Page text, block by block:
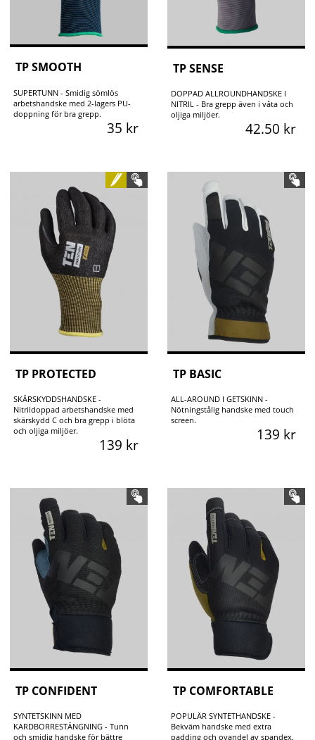
TP SMOOTH
SUPERTUNN - Smidig sömlös
arbetshandske med 2-lagers PU-
doppning för bra grepp.
35 kr
TP SENSE
DOPPAD ALLROUNDHANDSKE I
NITRIL - Bra grepp även i våta och
oljiga miljöer.
42.50 kr
TP PROTECTED
SKÄRSKYDDSHANDSKE -
Nitrildoppad arbetshandske med
skärskydd C och bra grepp i blöta
och oljiga miljöer.
139 kr
TP BASIC
ALL-AROUND I GETSKINN -
Nötningstålig handske med touch
screen.
139 kr
TP CONFIDENT
SYNTETSKINN MED
KARDBORRESTÄNGNING - Tunn
och smidig handske för bättre
TP COMFORTABLE
POPULÄR SYNTETHANDSKE -
Bekväm handske med extra
padding och ovandel av spandex.